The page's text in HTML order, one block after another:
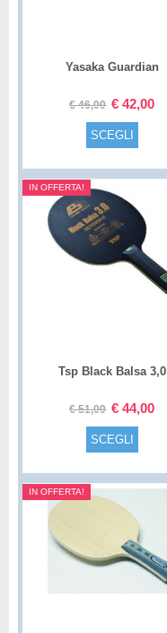
Yasaka Guardian
€46,00 € 42,00
SCEGLI
IN OFFERTA!
Tsp Black Balsa 3,0
€51,00 € 44,00
SCEGLI
IN OFFERTA!